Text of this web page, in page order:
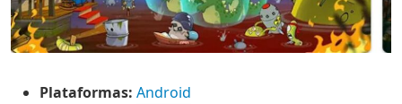
Plataformas: Android